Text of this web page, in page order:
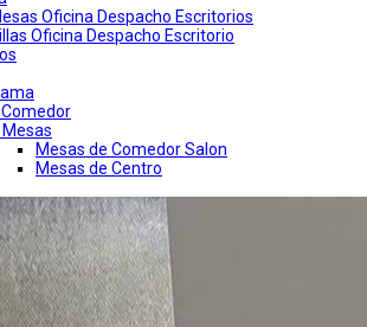
Oficina Despacho Escritorios
Oficina Despacho Escritorio
Mesas
Mesas de Comedor Salon
Mesas de Centro